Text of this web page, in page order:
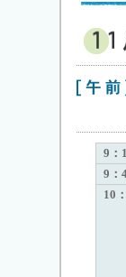
※ 5F
9：
9：
10